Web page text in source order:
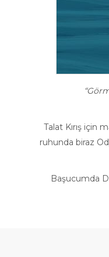
Talat Kırış için
ruhunda biraz
Başucumda